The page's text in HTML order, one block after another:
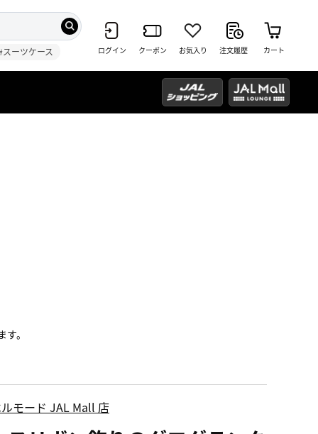
スーツケース ログイン クーポン お気入り 注文履歴 カート
。
モード JAL Mall 店